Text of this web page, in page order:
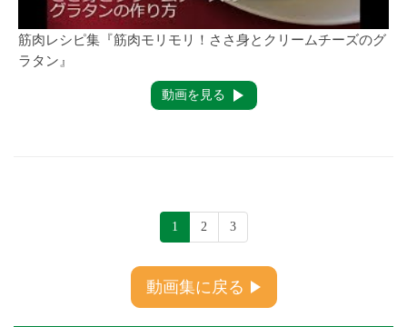
筋肉レシピ集『筋肉モリモリ！ささ身とクリームチーズのグ
ラタン』
動画を見る
1 2 3
動画集に戻る